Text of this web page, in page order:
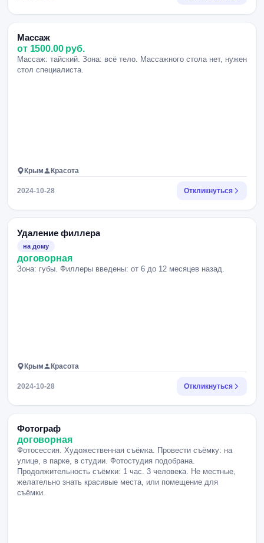
Массаж
от 1500.00 руб.
Массаж: тайский. Зона: всё тело. Массажного стола нет, нужен
стол специалиста.
Крым Красота
2024-10-28 Откликнуться
Удаление филлера
на дому
договорная
Зона: губы. Филлеры введены: от 6 до 12 месяцев назад.
Крым Красота
2024-10-28 Откликнуться
Фотограф
договорная
Фотосессия. Художественная съёмка. Провести съёмку: на
улице, в парке, в студии. Фотостудия подобрана.
Продолжительность съёмки: 1 час. 3 человека. Не местные,
желательно знать красивые места, или помещение для
съёмки.